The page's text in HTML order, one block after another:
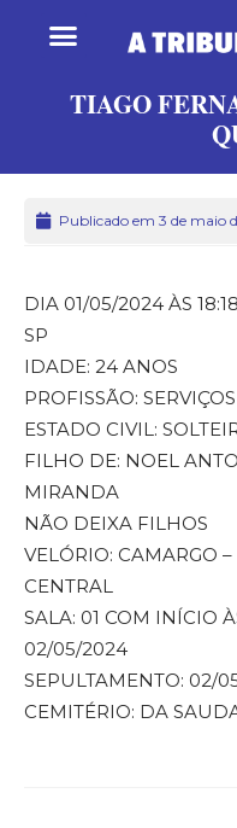
TIAGO
Publicado em 3 de maio
DIA 01/05/2024 ÀS
SP
IDADE: 24 ANOS
PROFISSÃO:
ESTADO CIVIL:
FILHO DE: NOEL
MIRANDA
NÃO DEIXA FILHOS
VELÓRIO: CAMARGO
CENTRAL
SALA: 01 COM INÍCIO
02/05/2024
SEPULTAMENTO: 02/
CEMITÉRIO: DA